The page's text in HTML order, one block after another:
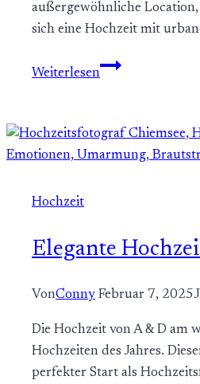
außergewöhnliche
sich eine Hochzeit mit
Weiterlesen
Industrial
Tonwerk
Dorfen
urbanem
Hochzeit
Elegante
VonConny Februar 7, 2025
Die Hochzeit von A & D am
Hochzeiten des Jahres.
perfekter Start als